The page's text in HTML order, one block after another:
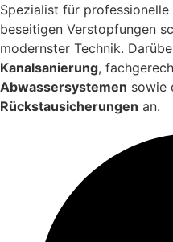
Spezialist für professionelle
beseitigen Verstopfungen
modernster Technik.
Kanalsanierung,
Abwassersystemen sowie
Rückstausicherungen an.